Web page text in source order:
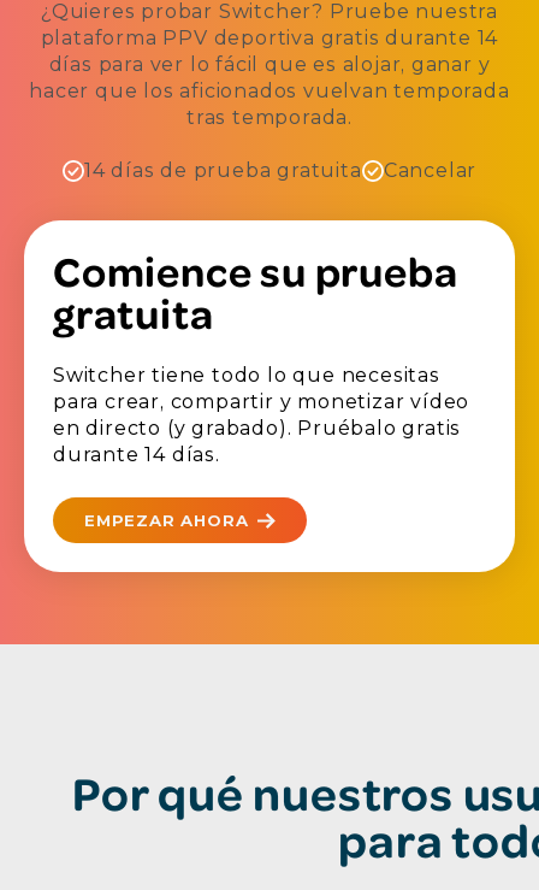
¿Quieres probar Switcher? Pruebe nuestra
plataforma PPV deportiva gratis durante 14
días para ver lo fácil que es alojar, ganar y
hacer que los aficionados vuelvan temporada
tras temporada.
14 días de prueba gratuita Cancelar
Comience su prueba
gratuita
Switcher tiene todo lo que necesitas
para crear, compartir y monetizar vídeo
en directo (y grabado). Pruébalo gratis
durante 14 días.
EMPEZAR AHORA
Por qué nuestros
para